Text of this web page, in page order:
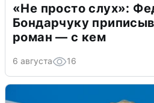
«Не просто слух»:
Бондарчуку
роман — с кем
6 августа 16